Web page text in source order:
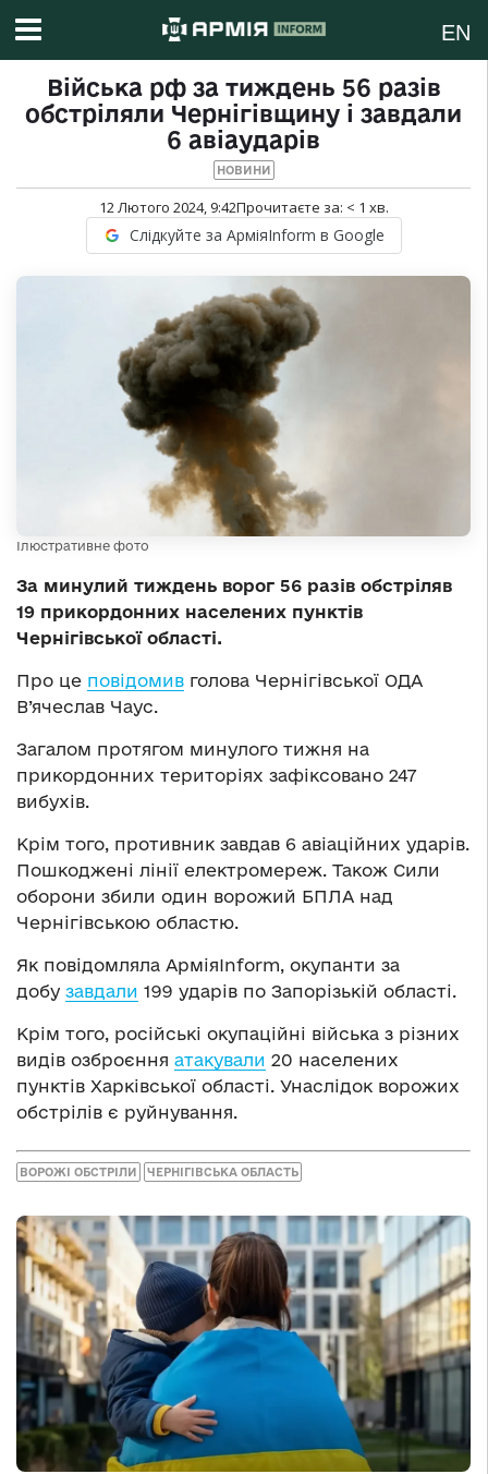
EN
Війська рф за тиждень 56 разів
обстріляли Чернігівщину і завдали
6 авіаударів
НОВИНИ
12 Лютого 2024, 9:42Прочитаєте за: < 1 хв.
Слідкуйте за АрміяInform в Google
Ілюстративне фото
За минулий тиждень ворог 56 разів обстріляв
19 прикордонних населених пунктів
Чернігівської області.
Про це повідомив голова Чернігівської ОДА
В’ячеслав Чаус.
Загалом протягом минулого тижня на
прикордонних територіях зафіксовано 247
вибухів.
Крім того, противник завдав 6 авіаційних ударів.
Пошкоджені лінії електромереж. Також Сили
оборони збили один ворожий БПЛА над
Чернігівською областю.
Як повідомляла АрміяInform, окупанти за
добу завдали 199 ударів по Запорізькій області.
Крім того, російські окупаційні війська з різних
видів озброєння атакували 20 населених
пунктів Харківської області. Унаслідок ворожих
обстрілів є руйнування.
ВОРОЖІ ОБСТРІЛИ ЧЕРНІГІВСЬКА ОБЛАСТЬ